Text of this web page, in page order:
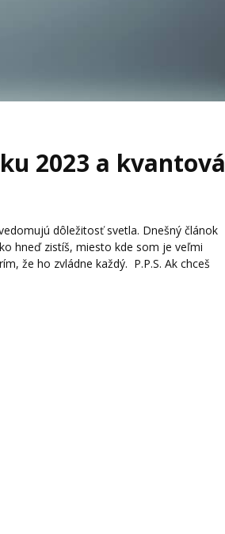
2023 a kvantová
dôležitosť svetla. Dnešný článok
hneď zistíš, miesto kde som je veľmi
že ho zvládne každý. P.P.S. Ak chceš